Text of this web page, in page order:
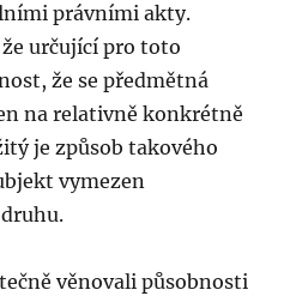
právními akty.
určující pro toto
že se předmětná
na relativně konkrétně
je způsob takového
vymezen
věnovali působnosti